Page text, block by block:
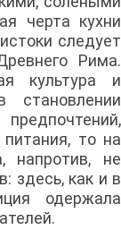
черта кухни
следует
Рима.
культура и
становлении
то на
напротив, не
здесь, как и в
одержала